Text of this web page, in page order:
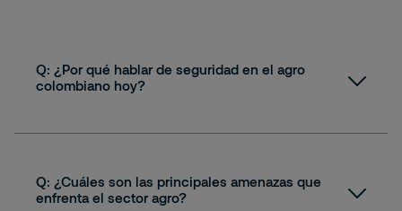
Q: ¿Por qué hablar de seguridad en el agro
colombiano hoy?
A:
Q: ¿Cuáles son las principales amenazas que
enfrenta el sector agro?